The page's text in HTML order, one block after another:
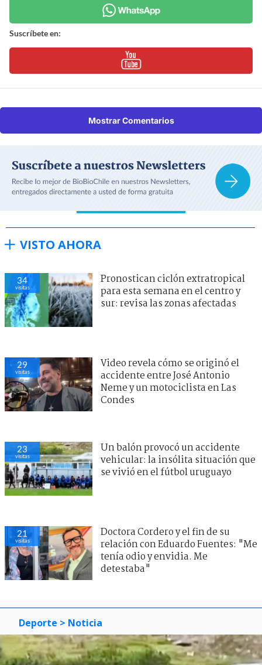
Suscríbete en:
Mostrar Comentarios
VISTO AHORA
34
visitas
Pronostican ciclón extratropical
para esta semana en el centro y
sur: revisa las zonas afectadas
29
visitas
Video revela cómo se originó el
accidente entre José Antonio
Neme y un motociclista en Las
Condes
23
visitas
Un balón provocó un accidente
vehicular: la insólita situación que
se vivió en el fútbol uruguayo
21
visitas
Doctora Cordero y el fin de su
relación con Eduardo Fuentes: "Me
tenía odio y envidia. Me
detestaba"
Deporte > Noticia